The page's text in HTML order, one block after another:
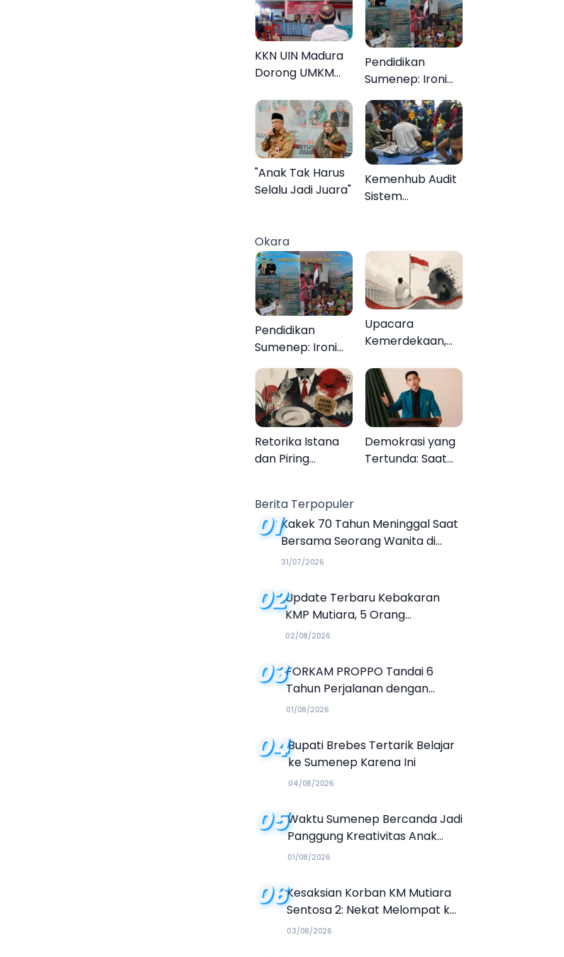
KKN UIN Madura
Dorong UMKM
Naik Kelas
Pendidikan
Sumenep: Ironi
13.095 Anak Tidak
Sekolah
Menyaksikan
Semarak Festival
Kalender Event
2026
"Anak Tak Harus
Selalu Jadi Juara"
Kemenhub Audit
Sistem
Mutiara Sentosa
II
Okara
Pendidikan
Sumenep: Ironi
13.095 Anak Tidak
Sekolah
Menyaksikan
Semarak Festival
Kalender Event
2026
Upacara
Kemerdekaan,
Melupakan
Retorika Istana
dan Piring
Demokrasi yang
Tertunda: Saat
Berita Terpopuler
01Kakek 70 Tahun Meninggal Saat
Bersama Seorang Wanita di
Hotel Parangtritis
31/07/2026
02Update Terbaru Kebakaran
KMP Mutiara, 5 Orang
Dinyatakan Tewas
02/08/2026
03FORKAM PROPPO Tandai 6
Tahun Perjalanan dengan
Peluncuran Mars, Hymne, dan
01/08/2026
04Bupati Brebes Tertarik Belajar
ke Sumenep Karena Ini
04/08/2026
05Waktu Sumenep Bercanda Jadi
Panggung Kreativitas Anak
Muda, Hasilkan Kolaborasi
01/08/2026
06Kesaksian Korban KM Mutiara
Sentosa 2: Nekat Melompat ke
Laut Meski Tak Bisa Berenang
03/08/2026